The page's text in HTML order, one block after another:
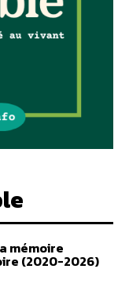
mémoire
(2020-2026)